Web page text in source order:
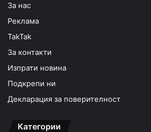
За нас
Реклама
TakTak
За контакти
Изпрати новина
Подкрепи ни
Декларация за поверителност
Категории